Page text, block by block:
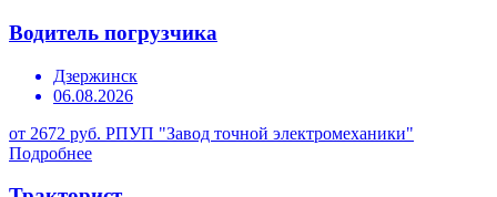
Водитель погрузчика
Дзержинск
06.08.2026
от 2672 руб. РПУП "Завод точной электромеханики"
Подробнее